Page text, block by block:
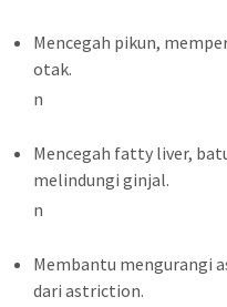
Mencegah pikun,
otak.
n
Mencegah fatty liver,
melindungi ginjal.
n
Membantu mengurangi
dari astriction.